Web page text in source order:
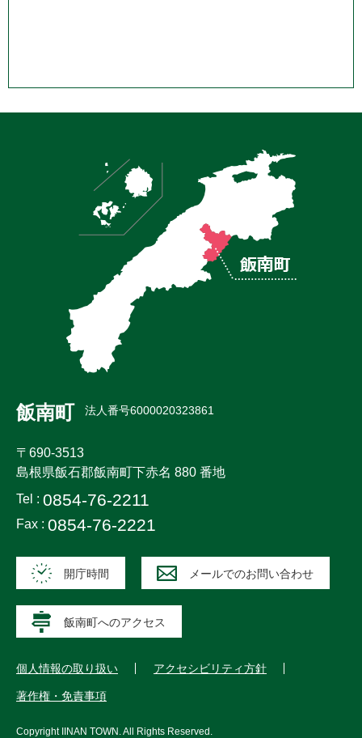
飯南町 法人番号6000020323861
〒690-3513
島根県飯石郡飯南町下赤名 880 番地
Tel : 0854-76-2211
Fax : 0854-76-2221
開庁時間 メールでのお問い合わせ
飯南町へのアクセス
個人情報の取り扱い アクセシビリティ方針
著作権・免責事項
Copyright IINAN TOWN . All Rights Reserved.